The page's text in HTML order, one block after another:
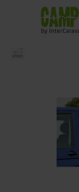
springen